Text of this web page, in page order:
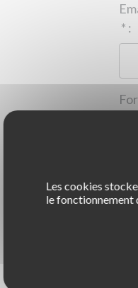
* :
1
Les cookies
le fonctionnement